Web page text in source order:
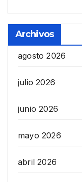
Archivos
agosto 2026
julio 2026
junio 2026
mayo 2026
abril 2026